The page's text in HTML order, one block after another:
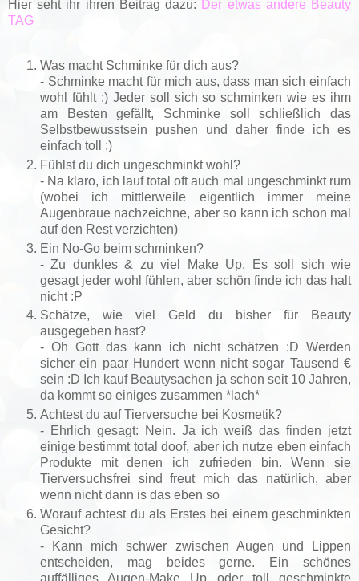
Hier seht ihr ihren Beitrag dazu: Der etwas andere Beauty
TAG
Was macht Schminke für dich aus?
- Schminke macht für mich aus, dass man sich einfach
wohl fühlt :) Jeder soll sich so schminken wie es ihm
am Besten gefällt, Schminke soll schließlich das
Selbstbewusstsein pushen und daher finde ich es
einfach toll :)
Fühlst du dich ungeschminkt wohl?
- Na klaro, ich lauf total oft auch mal ungeschminkt rum
(wobei ich mittlerweile eigentlich immer meine
Augenbraue nachzeichne, aber so kann ich schon mal
auf den Rest verzichten)
Ein No-Go beim schminken?
- Zu dunkles & zu viel Make Up. Es soll sich wie
gesagt jeder wohl fühlen, aber schön finde ich das halt
nicht :P
Schätze, wie viel Geld du bisher für Beauty
ausgegeben hast?
- Oh Gott das kann ich nicht schätzen :D Werden
sicher ein paar Hundert wenn nicht sogar Tausend €
sein :D Ich kauf Beautysachen ja schon seit 10 Jahren,
da kommt so einiges zusammen *lach*
Achtest du auf Tierversuche bei Kosmetik?
- Ehrlich gesagt: Nein. Ja ich weiß das finden jetzt
einige bestimmt total doof, aber ich nutze eben einfach
Produkte mit denen ich zufrieden bin. Wenn sie
Tierversuchsfrei sind freut mich das natürlich, aber
wenn nicht dann is das eben so
Worauf achtest du als Erstes bei einem geschminkten
Gesicht?
- Kann mich schwer zwischen Augen und Lippen
entscheiden, mag beides gerne. Ein schönes